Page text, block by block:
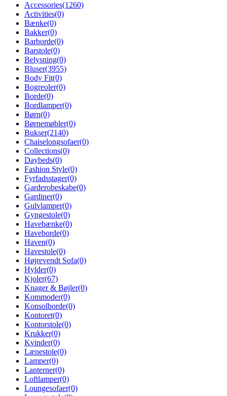
Accessories(1260)
Activities(0)
Bænke(0)
Bakker(0)
Barborde(0)
Barstole(0)
Belysning(0)
Bluser(3955)
Body Fit(0)
Bogreoler(0)
Borde(0)
Bordlamper(0)
Børn(0)
Børnemøbler(0)
Bukser(2140)
Chaiselongsofaer(0)
Collections(0)
Daybeds(0)
Fashion Style(0)
Fyrfadsstager(0)
Garderobeskabe(0)
Gardiner(0)
Gulvlamper(0)
Gyngestole(0)
Havebænke(0)
Haveborde(0)
Haven(0)
Havestole(0)
Højrevendt Sofa(0)
Hylder(0)
Kjoler(67)
Knager & Bøjler(0)
Kommoder(0)
Konsolborde(0)
Kontoret(0)
Kontorstole(0)
Krukker(0)
Kvinder(0)
Lænestole(0)
Lamper(0)
Lanterner(0)
Loftlamper(0)
Loungesofaer(0)